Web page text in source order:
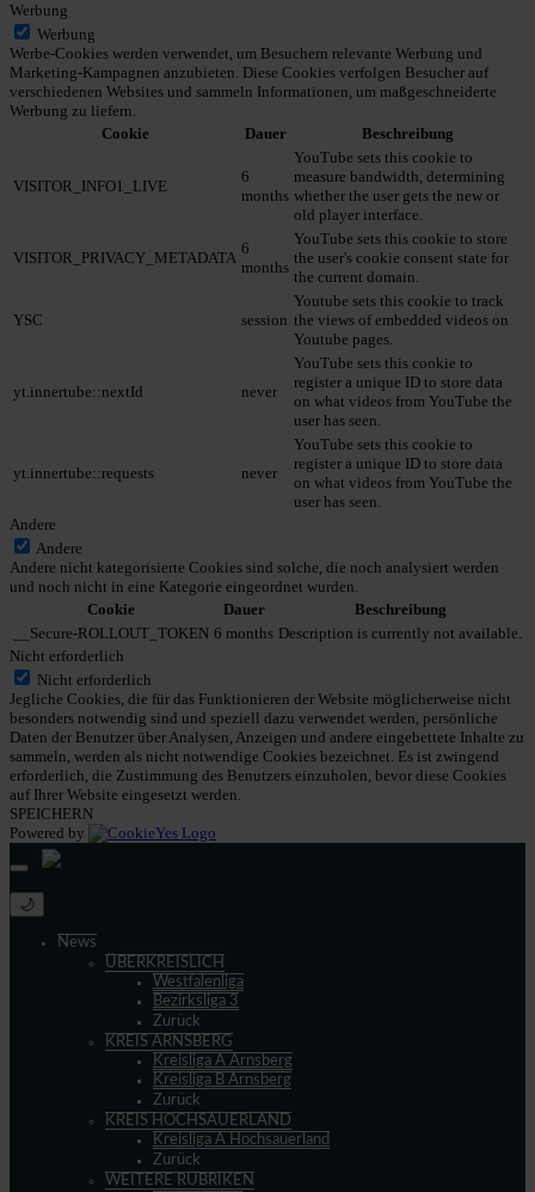
Werbung
Werbung
Werbe-Cookies werden verwendet, um Besuchern relevante Werbung und
Marketing-Kampagnen anzubieten. Diese Cookies verfolgen Besucher auf
verschiedenen Websites und sammeln Informationen, um maßgeschneiderte
Werbung zu liefern.
Cookie
Dauer Beschreibung
VISITOR_INFO1_LIVE
6
months
YouTube sets this cookie to
measure bandwidth, determining
whether the user gets the new or
old player interface.
VISITOR_PRIVACY_METADATA
6
months
YouTube sets this cookie to store
the user's cookie consent state for
the current domain.
YSC session
Youtube sets this cookie to track
the views of embedded videos on
Youtube pages.
yt.innertube::nextId never
YouTube sets this cookie to
register a unique ID to store data
on what videos from YouTube the
user has seen.
yt.innertube::requests never
YouTube sets this cookie to
register a unique ID to store data
on what videos from YouTube the
user has seen.
Andere
Andere
Andere nicht kategorisierte Cookies sind solche, die noch analysiert werden
und noch nicht in eine Kategorie eingeordnet wurden.
Cookie
Dauer
Beschreibung
__Secure-ROLLOUT_TOKEN 6 months Description is currently not available.
Nicht erforderlich
Nicht erforderlich
Jegliche Cookies, die für das Funktionieren der Website möglicherweise nicht
besonders notwendig sind und speziell dazu verwendet werden, persönliche
Daten der Benutzer über Analysen, Anzeigen und andere eingebettete Inhalte zu
sammeln, werden als nicht notwendige Cookies bezeichnet. Es ist zwingend
erforderlich, die Zustimmung des Benutzers einzuholen, bevor diese Cookies
auf Ihrer Website eingesetzt werden.
SPEICHERN
Powered by
🌙
News
ÜBERKREISLICH
Westfalenliga
Bezirksliga 3
Zurück
KREIS ARNSBERG
Kreisliga A Arnsberg
Kreisliga B Arnsberg
Zurück
KREIS HOCHSAUERLAND
Kreisliga A Hochsauerland
Zurück
WEITERE RUBRIKEN